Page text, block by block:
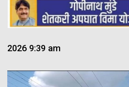
2026 9:39 am